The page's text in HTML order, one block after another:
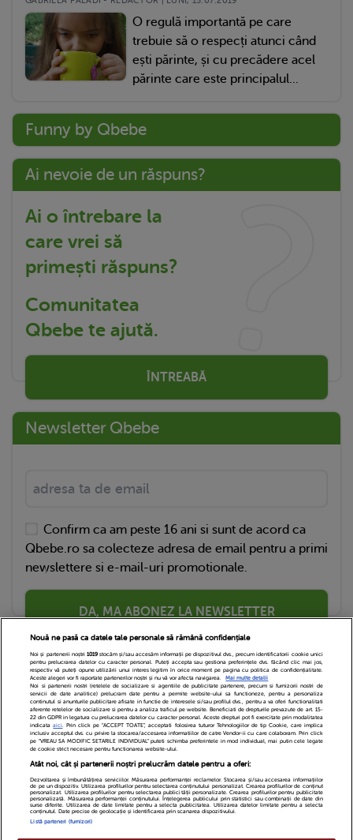
O regulă importantă pe care
trebuie să o respecți atunci când
ești părinte, și cu precădere acel
părinte care este principalul...
Funny by Qbebe
Ai nevoie de un răspuns?
Ai o întrebare la
care vrei să
primești răspuns?
Comunitatea
Qbebe te ajută.
ÎNTREABĂ
Newsletter Qbebe
Confirm ca am peste 16 ani si sunt de acord ca
Qbebe.ro sa colecteze adresa de email pentru a primi
newslettere si e-mail-uri promotionale.
DA, MA ABONEZ LA NEWSLETTER
Echipa Editoriala Newsletter
Contact
Cariere
Cookies
Politica de confidentialitate
DivaHair Cosmetics
Despre noi
Termeni si conditii
Nouă ne pasă ca datele tale personale să rămână confidențiale
Noi și partenerii noștri 1019stocăm și/sau accesăm informații pe dispozitivul dvs., precum identificatorii cookie unici
pentru prelucrarea datelor cu caracter personal. Puteți accepta sau gestiona preferințele dvs. făcând clic mai jos,
respectiv vă puteți opune utilizării unui interes legitim în orice moment pe pagina cu politica de confidențialitate.
Aceste alegeri vor fi raportate partenerilor noștri și nu vă vor afecta navigarea.
Mai multe detalii
Noi si partenerii nostri (retelele de socializare si agentiile de publicitate partenere, precum si furnizorii nostri de
servicii de date analitice) prelucram date pentru a permite website-ului sa functioneze, pentru a personaliza
continutul si anunturile publicitare afisate in functie de interesele si/sau profilul dvs., pentru a va oferi functionalitati
aferente retelelor de socializare si pentru a analiza traficul pe website. Beneficiati de drepturile prevazute de art. 15-
22 din GDPR in legatura cu prelucrarea datelor cu caracter personal. Aceste drepturi pot fi exercitate prin modalitatea
indicataaici. Prin click pe “ACCEPT TOATE”, acceptati folosirea tuturor Tehnologiilor de tip Cookie, care implica
inclusiv acceptul dvs. cu privire la stocarea/accesarea informatiilor de catre Vendor-ii cu care colaboram. Prin click
pe “VREAU SA MODIFIC SETARILE INDIVIDUAL” puteti schimba preferintele in mod individual, mai putin cele legate
de cookie strict necesare pentru functionarea website-ului.
Atât noi, cât și partenerii noștri prelucrăm datele pentru a oferi:
Dezvoltarea și îmbunătățirea serviciilor. Măsurarea performanței reclamelor. Stocarea și/sau accesarea informațiilor
de pe un dispozitiv. Utilizarea profilurilor pentru selectarea conținutului personalizat. Crearea profilurilor de conținut
personalizat. Utilizarea profilurilor pentru selectarea publicității personalizate. Crearea profilurilor pentru publicitate
personalizată. Măsurarea performanței conținutului. Înțelegerea publicului prin statistici sau combinații de date din
surse diferite. Utilizarea de date limitate pentru a selecta publicitatea. Utilizarea datelor limitate pentru a selecta
conținutul. Date precise de geolocație și identificarea prin scanarea dispozitivului.
Listă parteneri (furnizori)